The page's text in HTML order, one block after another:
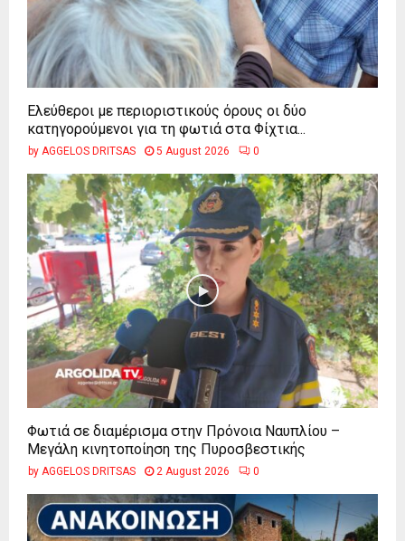
Ελεύθεροι με περιοριστικούς όρους οι δύο
κατηγορούμενοι για τη φωτιά στα Φίχτια...
by AGGELOS DRITSAS 5 August 2026 0
Φωτιά σε διαμέρισμα στην Πρόνοια Ναυπλίου –
Μεγάλη κινητοποίηση της Πυροσβεστικής
by AGGELOS DRITSAS 2 August 2026 0